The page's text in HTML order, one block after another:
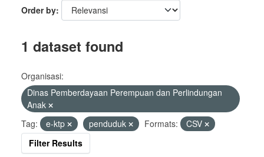
Order by
1 dataset found
Organisasi:
Dinas Pemberdayaan Perempuan dan Perlindungan
Anak
Tag:
e-ktp penduduk Formats:
CSV
Filter Results